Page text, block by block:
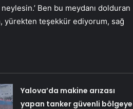
Ben bu meydanı dolduran
yürekten teşekkür ediyorum, sağ
Yalova’da makine arızası
yapan tanker güvenli bölgeye